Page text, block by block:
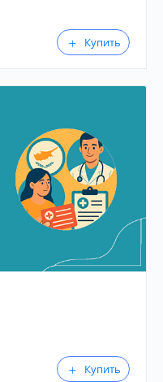
Купить
Купить